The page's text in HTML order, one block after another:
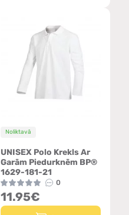
Noliktavā
UNISEX Polo Krekls Ar
Garām Piedurknēm BP®
1629-181-21
0
11.95€